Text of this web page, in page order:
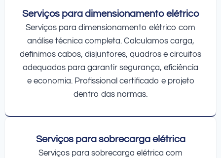
Serviços para dimensionamento elétrico
Serviços para dimensionamento elétrico com
análise técnica completa. Calculamos carga,
definimos cabos, disjuntores, quadros e circuitos
adequados para garantir segurança, eficiência
e economia. Profissional certificado e projeto
dentro das normas.
Serviços para sobrecarga elétrica
Serviços para sobrecarga elétrica com